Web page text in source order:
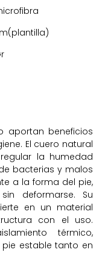
aportan beneficios
El cuero natural
la humedad
bacterias y malos
a la forma del pie,
deformarse. Su
en un material
con el uso.
térmico,
estable tanto en